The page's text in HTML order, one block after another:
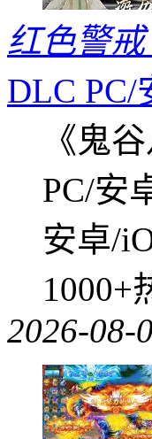
红色警戒
DLC PC/
《鬼
PC/安
安卓/
1000+
2026-08-